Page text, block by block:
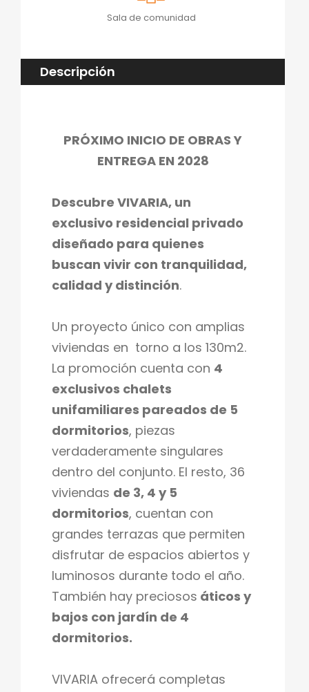
Sala de comunidad
Descripción
PRÓXIMO INICIO DE OBRAS Y
ENTREGA EN 2028
Descubre VIVARIA, un
exclusivo residencial privado
diseñado para quienes
buscan vivir con tranquilidad,
calidad y distinción.
Un proyecto único con amplias
viviendas en torno a los 130m2.
La promoción cuenta con 4
exclusivos chalets
unifamiliares pareados de 5
dormitorios, piezas
verdaderamente singulares
dentro del conjunto. El resto, 36
viviendas de 3, 4 y 5
dormitorios, cuentan con
grandes terrazas que permiten
disfrutar de espacios abiertos y
luminosos durante todo el año.
También hay preciosos áticos y
bajos con jardín de 4
dormitorios.
VIVARIA ofrecerá completas